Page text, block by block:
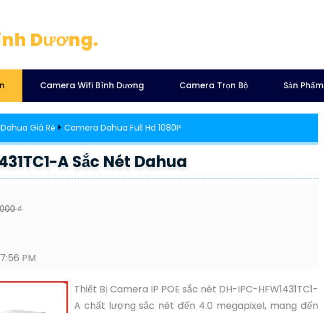
Dương.
Camera Wifi Bình Dương Camera Trọn Bộ Sản Phẩm
Giá Rẻ Camera Dahua Full Hd 1080P
A Sắc Nét Dahua
₫
PM
Thiết Bị Camera IP POE sắc nét DH-IPC-HFW1431TC1-
A chất lượng sắc nét đến 4.0 megapixel, mang đến